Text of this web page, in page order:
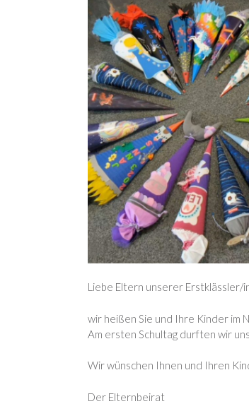
Liebe Eltern unserer Erstklässler/
wir heißen Sie und Ihre Kinder im
Am ersten Schultag durften wir
Wir wünschen Ihnen und Ihren
Der Elternbeirat